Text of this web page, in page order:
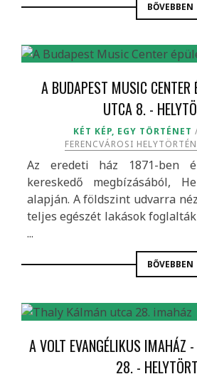
BŐVEBBEN
A BUDAPEST MUSIC
UTCA 8. -
KÉT KÉP, EGY TÖRTÉNET
FERENCVÁROSI
Az eredeti ház 1871-ben
kereskedő megbízásából,
alapján. A földszint udvarra
teljes egészét lakások
...
BŐVEBBEN
A VOLT EVANGÉLIKUS IMAHÁZ
28. -